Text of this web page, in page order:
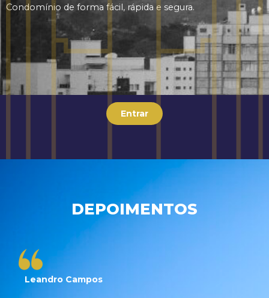
Condomínio de forma fácil, rápida e segura.
Entrar
DEPOIMENTOS
Leandro Campos